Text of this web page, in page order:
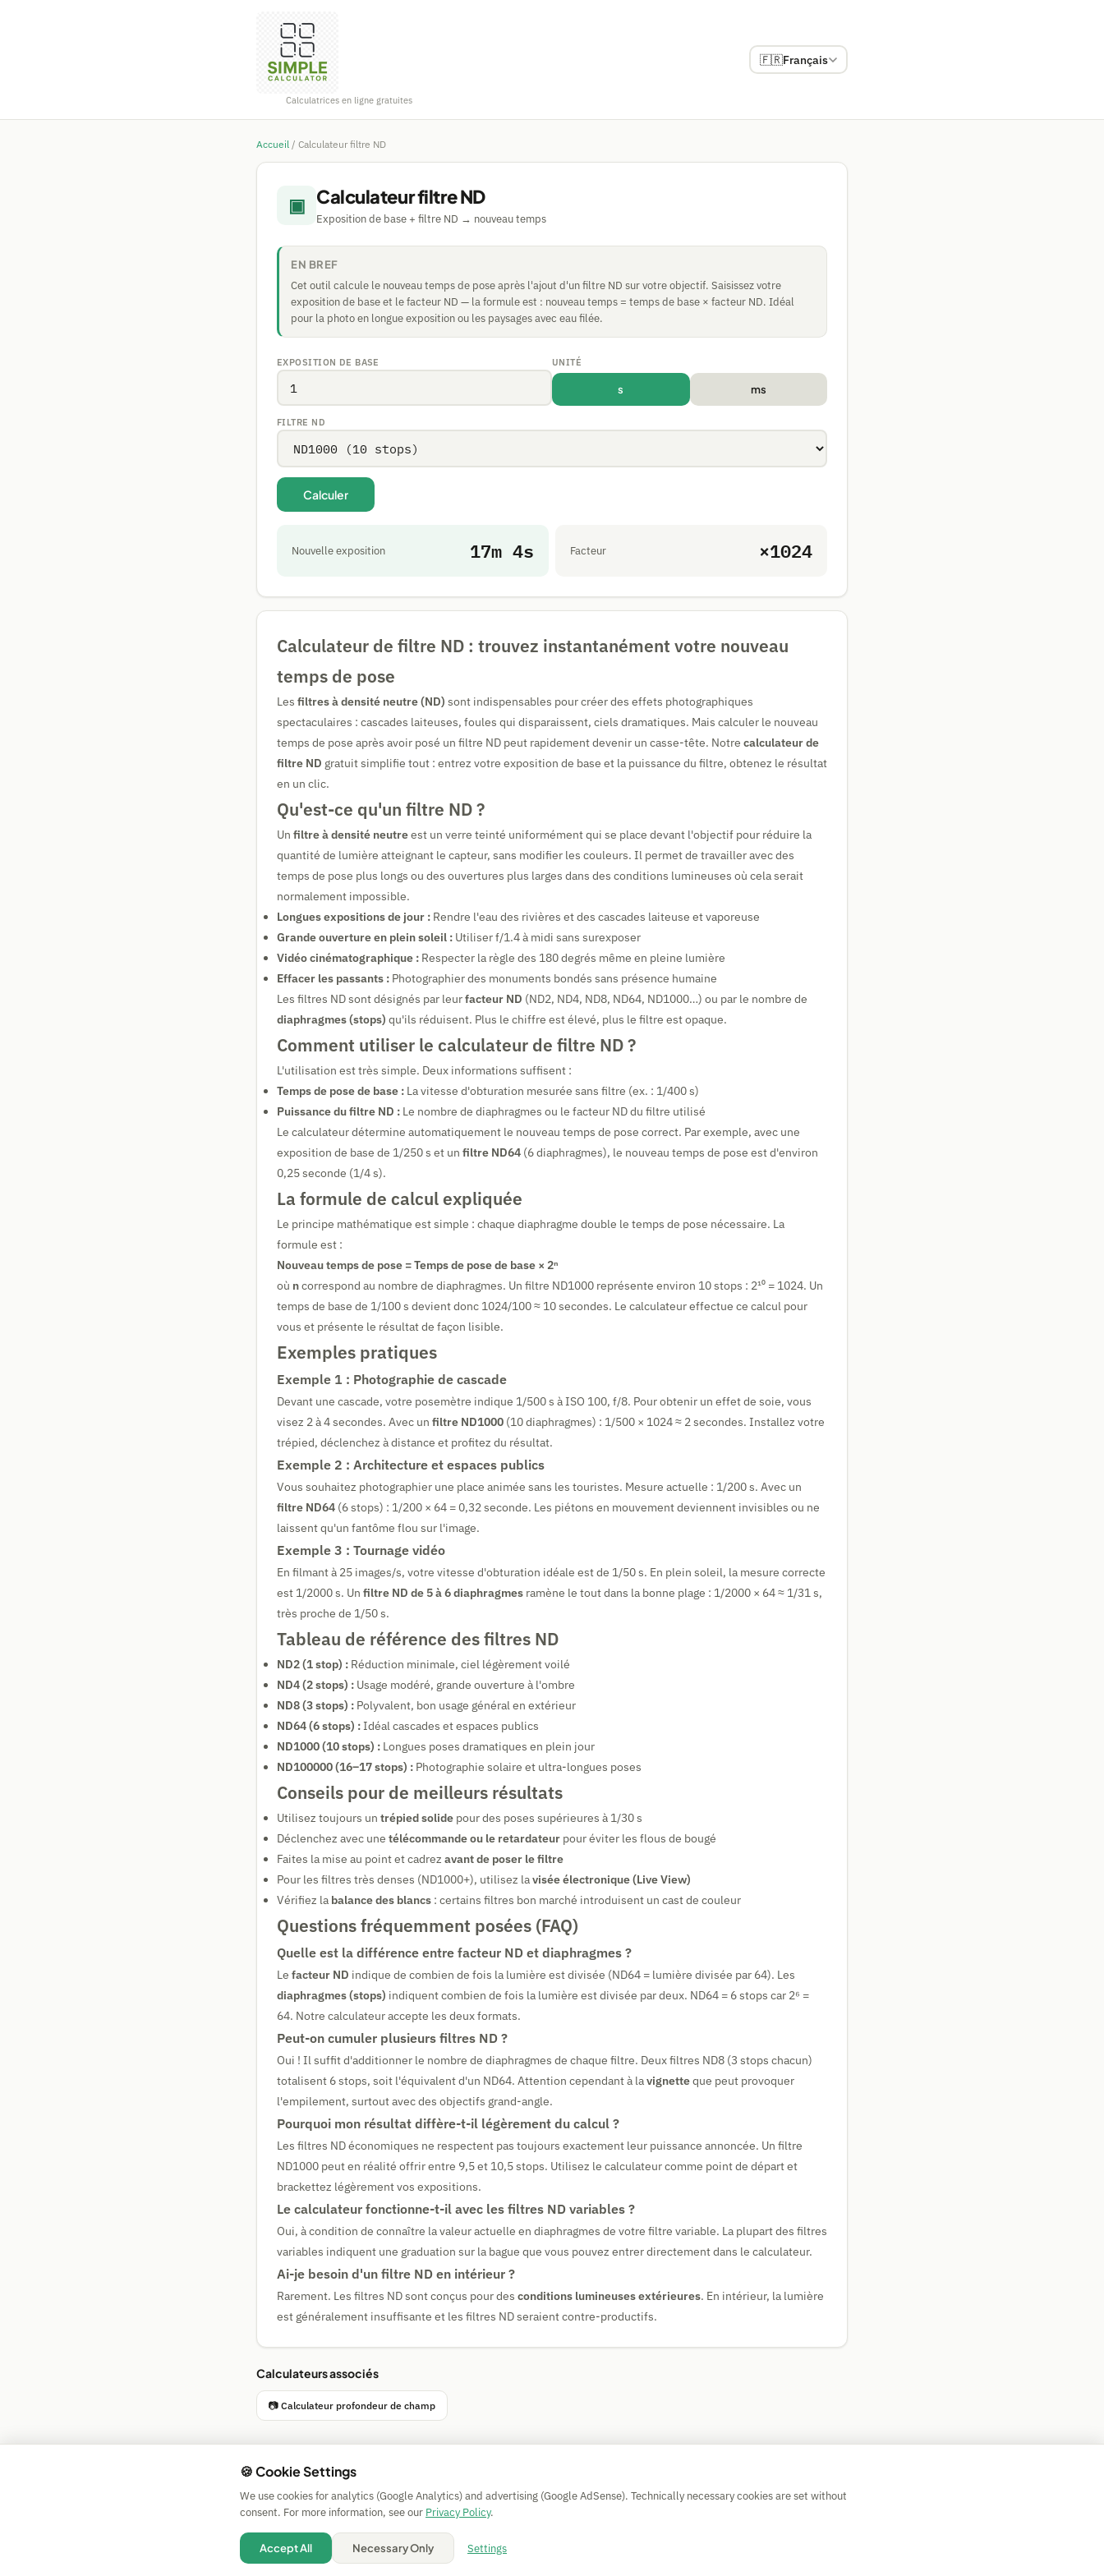
Calculatrices en ligne gratuites
🇫🇷Français
Accueil / Calculateur filtre ND
▣ Calculateur filtre ND
Exposition de base + filtre ND → nouveau temps
EN BREF
Cet outil calcule le nouveau temps de pose après l'ajout d'un filtre ND sur votre objectif. Saisissez votre
exposition de base et le facteur ND — la formule est : nouveau temps = temps de base × facteur ND. Idéal
pour la photo en longue exposition ou les paysages avec eau filée.
EXPOSITION DE BASE UNITÉ
s ms
FILTRE ND
Calculer
Nouvelle exposition 17m 4s Facteur ×1024
Calculateur de filtre ND : trouvez instantanément votre nouveau
temps de pose
Les filtres à densité neutre (ND) sont indispensables pour créer des effets photographiques
spectaculaires : cascades laiteuses, foules qui disparaissent, ciels dramatiques. Mais calculer le nouveau
temps de pose après avoir posé un filtre ND peut rapidement devenir un casse-tête. Notre calculateur de
filtre ND gratuit simplifie tout : entrez votre exposition de base et la puissance du filtre, obtenez le résultat
en un clic.
Qu'est-ce qu'un filtre ND ?
Un filtre à densité neutreest un verre teinté uniformément qui se place devant l'objectif pour réduire la
quantité de lumière atteignant le capteur, sans modifier les couleurs. Il permet de travailler avec des
temps de pose plus longs ou des ouvertures plus larges dans des conditions lumineuses où cela serait
normalement impossible.
Longues expositions de jour : Rendre l'eau des rivières et des cascades laiteuse et vaporeuse
Grande ouverture en plein soleil : Utiliser f/1.4 à midi sans surexposer
Vidéo cinématographique : Respecter la règle des 180 degrés même en pleine lumière
Effacer les passants : Photographier des monuments bondés sans présence humaine
Les filtres ND sont désignés par leurfacteur ND (ND2, ND4, ND8, ND64, ND1000…) ou par le nombre de
diaphragmes (stops) qu'ils réduisent. Plus le chiffre est élevé, plus le filtre est opaque.
Comment utiliser le calculateur de filtre ND ?
L'utilisation est très simple. Deux informations suffisent :
Temps de pose de base : La vitesse d'obturation mesurée sans filtre (ex. : 1/400 s)
Puissance du filtre ND : Le nombre de diaphragmes ou le facteur ND du filtre utilisé
Le calculateur détermine automatiquement le nouveau temps de pose correct. Par exemple, avec une
exposition de base de 1/250 s et un filtre ND64 (6 diaphragmes), le nouveau temps de pose est d'environ
0,25 seconde (1/4 s).
La formule de calcul expliquée
Le principe mathématique est simple : chaque diaphragme double le temps de pose nécessaire. La
formule est :
Nouveau temps de pose = Temps de pose de base × 2ⁿ
où ncorrespond au nombre de diaphragmes. Un filtre ND1000 représente environ 10 stops : 2¹⁰ = 1024. Un
temps de base de 1/100 s devient donc 1024/100 ≈ 10 secondes. Le calculateur effectue ce calcul pour
vous et présente le résultat de façon lisible.
Exemples pratiques
Exemple 1 : Photographie de cascade
Devant une cascade, votre posemètre indique 1/500 s à ISO 100, f/8. Pour obtenir un effet de soie, vous
visez 2 à 4 secondes. Avec un filtre ND1000 (10 diaphragmes) : 1/500 × 1024 ≈ 2 secondes. Installez votre
trépied, déclenchez à distance et profitez du résultat.
Exemple 2 : Architecture et espaces publics
Vous souhaitez photographier une place animée sans les touristes. Mesure actuelle : 1/200 s. Avec un
filtre ND64 (6 stops) : 1/200 × 64 = 0,32 seconde. Les piétons en mouvement deviennent invisibles ou ne
laissent qu'un fantôme flou sur l'image.
Exemple 3 : Tournage vidéo
En filmant à 25 images/s, votre vitesse d'obturation idéale est de 1/50 s. En plein soleil, la mesure correcte
est 1/2000 s. Un filtre ND de 5 à 6 diaphragmes ramène le tout dans la bonne plage : 1/2000 × 64 ≈ 1/31 s,
très proche de 1/50 s.
Tableau de référence des filtres ND
ND2 (1 stop) : Réduction minimale, ciel légèrement voilé
ND4 (2 stops) : Usage modéré, grande ouverture à l'ombre
ND8 (3 stops) : Polyvalent, bon usage général en extérieur
ND64 (6 stops) :Idéal cascades et espaces publics
ND1000 (10 stops) : Longues poses dramatiques en plein jour
ND100000 (16–17 stops) : Photographie solaire et ultra-longues poses
Conseils pour de meilleurs résultats
Utilisez toujours un trépied solide pour des poses supérieures à 1/30 s
Déclenchez avec une télécommande ou le retardateur pour éviter les flous de bougé
Faites la mise au point et cadrez avant de poser le filtre
Pour les filtres très denses (ND1000+), utilisez lavisée électronique (Live View)
Vérifiez la balance des blancs : certains filtres bon marché introduisent un cast de couleur
Questions fréquemment posées (FAQ)
Quelle est la différence entre facteur ND et diaphragmes ?
Le facteur ND indique de combien de fois la lumière est divisée (ND64 = lumière divisée par 64). Les
diaphragmes (stops) indiquent combien de fois la lumière est divisée par deux. ND64 = 6 stops car 2⁶ =
64. Notre calculateur accepte les deux formats.
Peut-on cumuler plusieurs filtres ND ?
Oui ! Il suffit d'additionner le nombre de diaphragmes de chaque filtre. Deux filtres ND8 (3 stops chacun)
totalisent 6 stops, soit l'équivalent d'un ND64. Attention cependant à lavignetteque peut provoquer
l'empilement, surtout avec des objectifs grand-angle.
Pourquoi mon résultat diffère-t-il légèrement du calcul ?
Les filtres ND économiques ne respectent pas toujours exactement leur puissance annoncée. Un filtre
ND1000 peut en réalité offrir entre 9,5 et 10,5 stops. Utilisez le calculateur comme point de départ et
brackettez légèrement vos expositions.
Le calculateur fonctionne-t-il avec les filtres ND variables ?
Oui, à condition de connaître la valeur actuelle en diaphragmes de votre filtre variable. La plupart des filtres
variables indiquent une graduation sur la bague que vous pouvez entrer directement dans le calculateur.
Ai-je besoin d'un filtre ND en intérieur ?
Rarement. Les filtres ND sont conçus pour des conditions lumineuses extérieures. En intérieur, la lumière
est généralement insuffisante et les filtres ND seraient contre-productifs.
Calculateurs associés
📷 Calculateur profondeur de champ
Impressum
| Privacy | Terms |
🍪 Cookies
🍪 Cookie Settings
We use cookies for analytics (Google Analytics) and advertising (Google AdSense). Technically necessary cookies are set without
consent. For more information, see our Privacy Policy.
Accept All Necessary Only Settings